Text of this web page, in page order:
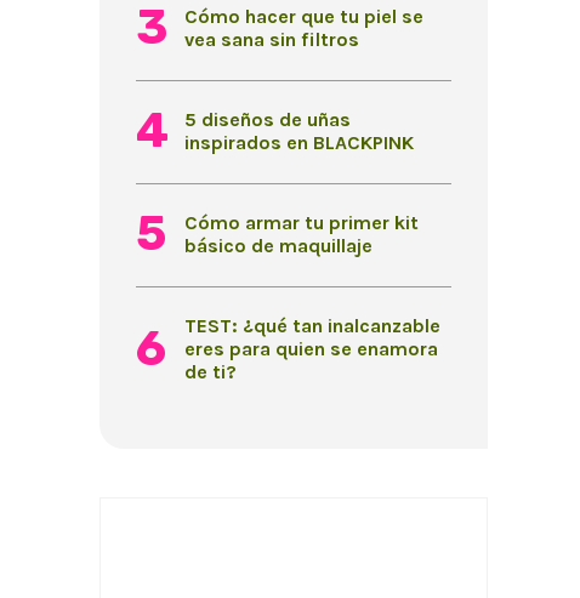
Cómo hacer que tu piel se
vea sana sin filtros
5 diseños de uñas
inspirados en BLACKPINK
Cómo armar tu primer kit
básico de maquillaje
TEST: ¿qué tan inalcanzable
eres para quien se enamora
de ti?